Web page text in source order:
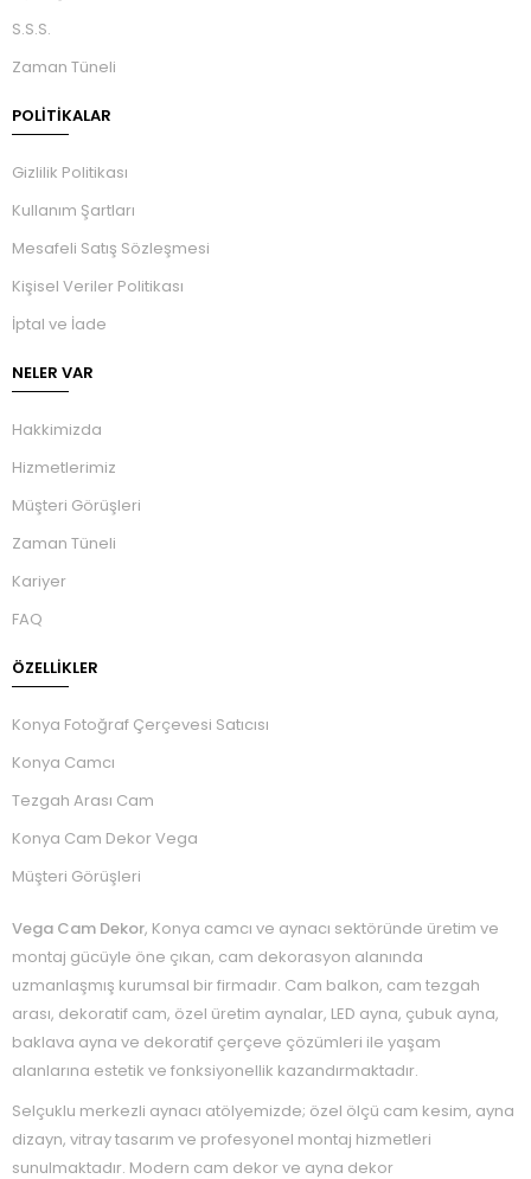
S.S.S.
Zaman Tüneli
POLİTİKALAR
Gizlilik Politikası
Kullanım Şartları
Mesafeli Satış Sözleşmesi
Kişisel Veriler Politikası
İptal ve İade
NELER VAR
Hakkimizda
Hizmetlerimiz
Müşteri Görüşleri
Zaman Tüneli
Kariyer
FAQ
ÖZELLIKLER
Konya Fotoğraf Çerçevesi Satıcısı
Konya Camcı
Tezgah Arası Cam
Konya Cam Dekor Vega
Müşteri Görüşleri
Vega Cam Dekor, Konya camcı ve aynacı sektöründe üretim ve
montaj gücüyle öne çıkan, cam dekorasyon alanında
uzmanlaşmış kurumsal bir firmadır. Cam balkon, cam tezgah
arası, dekoratif cam, özel üretim aynalar, LED ayna, çubuk ayna,
baklava ayna ve dekoratif çerçeve çözümleri ile yaşam
alanlarına estetik ve fonksiyonellik kazandırmaktadır.
Selçuklu merkezli aynacı atölyemizde; özel ölçü cam kesim, ayna
dizayn, vitray tasarım ve profesyonel montaj hizmetleri
sunulmaktadır. Modern cam dekor ve ayna dekor